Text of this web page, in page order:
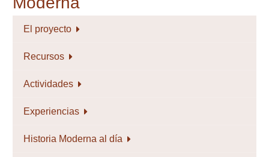
El proyecto
Recursos
Actividades
Experiencias
Historia Moderna al día